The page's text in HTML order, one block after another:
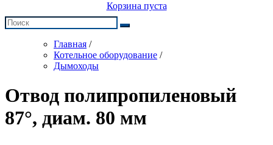
Корзина пуста
Главная /
Котельное оборудование /
Дымоходы
Отвод полипропиленовый
87°, диам. 80 мм